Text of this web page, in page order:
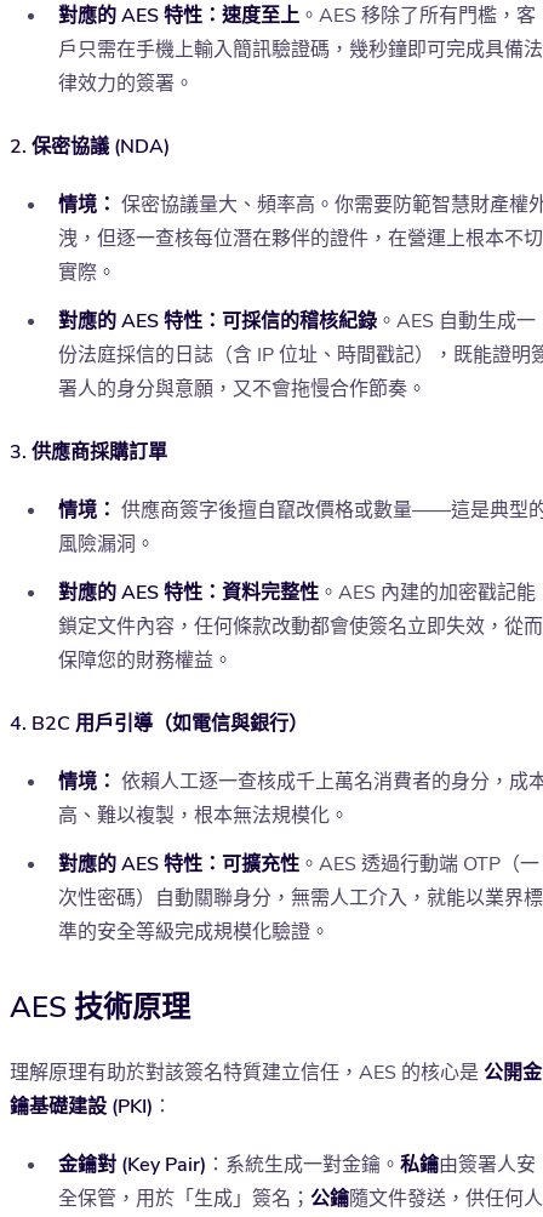
對應的 AES 特性：速度至上 。AES 移除了所有門檻，客
戶只需在手機上輸入簡訊驗證碼，幾秒鐘即可完成具備法
律效力的簽署。
2. 保密協議 (NDA)
情境： 保密協議量大、頻率高。你需要防範智慧財產權
洩，但逐一查核每位潛在夥伴的證件，在營運上根本不切
實際。
對應的 AES 特性：可採信的稽核紀錄 。AES 自動生成一
份法庭採信的日誌（含 IP 位址、時間戳記），既能證明
署人的身分與意願，又不會拖慢合作節奏。
3. 供應商採購訂單
情境： 供應商簽字後擅自竄改價格或數量——這是典型
風險漏洞。
對應的 AES 特性：資料完整性 。AES 內建的加密戳記能
鎖定文件內容，任何條款改動都會使簽名立即失效，從而
保障您的財務權益。
4. B2C 用戶引導（如電信與銀行）
情境： 依賴人工逐一查核成千上萬名消費者的身分，成
高、難以複製，根本無法規模化。
對應的 AES 特性：可擴充性 。AES 透過行動端 OTP（一
次性密碼）自動關聯身分，無需人工介入，就能以業界標
準的安全等級完成規模化驗證。
AES 技術原理
理解原理有助於對該簽名特質建立信任，AES 的核心是公開金
鑰基礎建設 (PKI) ：
金鑰對 (Key Pair) ：系統生成一對金鑰。 私鑰由簽署人安
全保管，用於「生成」簽名； 公鑰隨文件發送，供任何人